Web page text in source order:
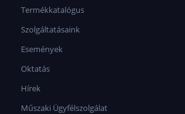
Termékkatalógus
Szolgáltatásaink
Események
Oktatás
Hírek
Műszaki Ügyfélszolgálat